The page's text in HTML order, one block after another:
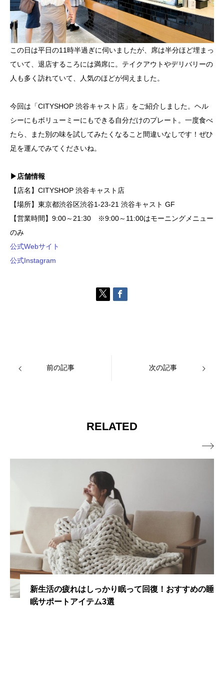
この日は平日の11時半過ぎに伺いましたが、席は半分ほど埋まっ
ていて、退店するころには満席に。テイクアウトやデリバリーの
人も多く訪れていて、人気のほどが伺えました。
今回は「CITYSHOP 渋谷キャスト店」をご紹介しました。ヘル
シーにもボリューミーにもできる自分だけのプレート。一度食べ
たら、また別の味を試してみたくなること間違いなしです！ぜひ
足を運んでみてくださいね。
▶店舗情報
【店名】CITYSHOP 渋谷キャスト店
【場所】東京都渋谷区渋谷1-23-21 渋谷キャスト GF
【営業時間】9:00～21:30 ※9:00～11:00はモーニングメニュー
のみ
公式Webサイト
公式Instagram
前の記事 次の記事
RELATED
新生活の疲れはしっかり眠って回復！おすすめの睡
眠サポートアイテム3選
